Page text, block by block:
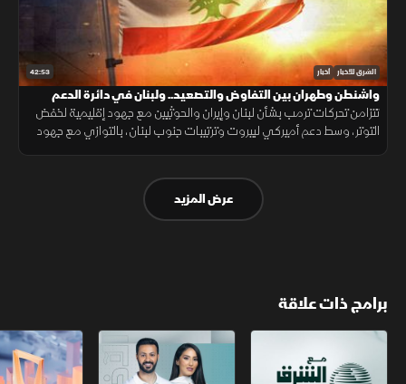
42:53 الشرق للأخبار أخبار
واشنطن وطهران بين التفاوض والتصعيد.. ولبنان في دائرة الدعم
تتزامن تحركات ترمب بشأن لبنان وإيران والحوثيين مع جهود إقليمية لخفض
التوتر، وسط دعم أميركي لبيروت وترتيبات جنوب لبنان، بالتوازي مع جهود
عرض المزيد
برامج ذات علاقة
مع الشرق الأوسط الخبر الآخر أخبار الشرق